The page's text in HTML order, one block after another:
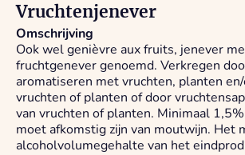
Vruchtenjenever
Omschrijving
Ook wel genièvre aux fruits, jenever
fruchtgenever genoemd. Verkregen
aromatiseren met vruchten, planten
vruchten of planten of door
van vruchten of planten. Minimaal
moet afkomstig zijn van moutwijn. Het
alcoholvolumegehalte van het